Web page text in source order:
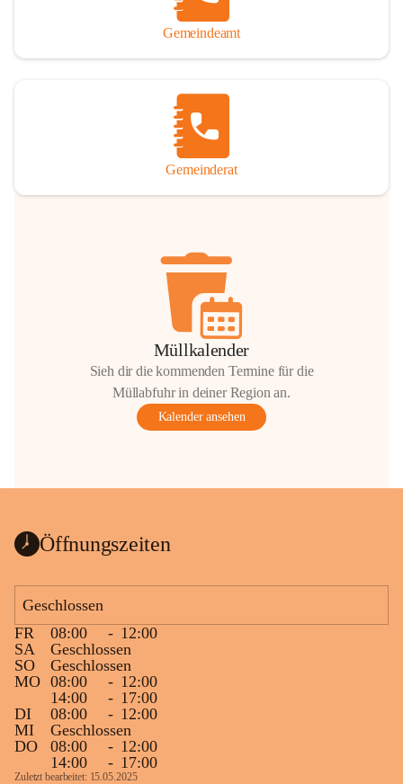
Gemeindeamt
Gemeinderat
Müllkalender
Sieh dir die kommenden Termine für die
Müllabfuhr in deiner Region an.
Kalender ansehen
Öffnungszeiten
Geschlossen
FR
08:00 - 12:00
SA
Geschlossen
SO
Geschlossen
MO 08:00 - 12:00
14:00
- 17:00
DI
08:00 - 12:00
MI
Geschlossen
DO
08:00 - 12:00
14:00
- 17:00
Zuletzt bearbeitet: 15.05.2025